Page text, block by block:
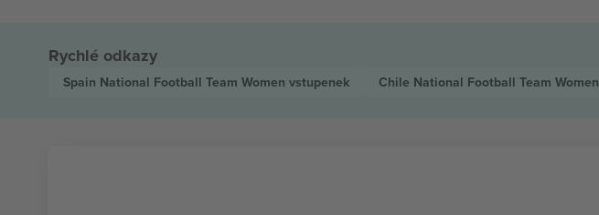
Rychlé odkazy
Spain National Football Team Women vstupenek Chile National Football Team Women